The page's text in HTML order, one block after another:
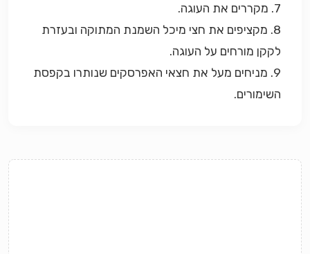
7. מקררים את העוגה.
8. מקציפים את חצי מיכל השמנת המתוקה ובעזרת
לקקן מורחים על העוגה.
9. מניחים מעל את חצאי האפרסקים שנותרו בקפסת
השימורים.